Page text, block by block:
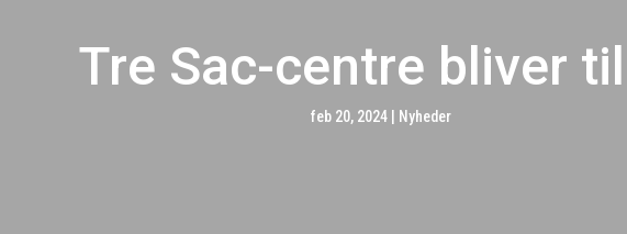
Tre Sac-centre bliver
feb 20, 2024 Nyheder